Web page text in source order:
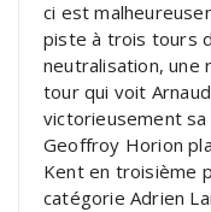
ci est
piste à trois tours
neutralisation, une
tour qui voit
victorieusement sa
Geoffroy Horion
Kent en troisième
catégorie Adrien